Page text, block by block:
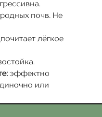
почв. Не
лёгкое
эффектно
или